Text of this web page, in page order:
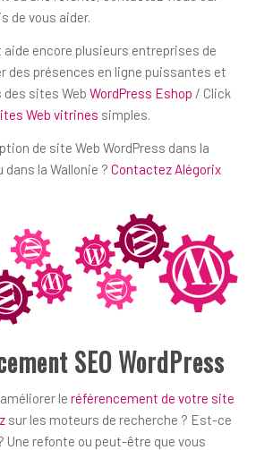
de vous aider.
aide encore plusieurs entreprises de
des présences en ligne puissantes et
sites Web WordPress Eshop / Click
Web vitrines simples.
de site Web WordPress dans la
dans la Wallonie ? Contactez Alégorix
SEO WordPress
le référencement de votre site
sur les moteurs de recherche ? Est-ce
Une refonte ou peut-être que vous